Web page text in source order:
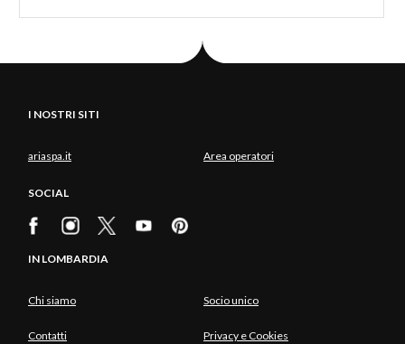
I NOSTRI SITI
ariaspa.it Area operatori
SOCIAL
IN LOMBARDIA
Chi siamo Socio unico
Contatti Privacy e Cookies